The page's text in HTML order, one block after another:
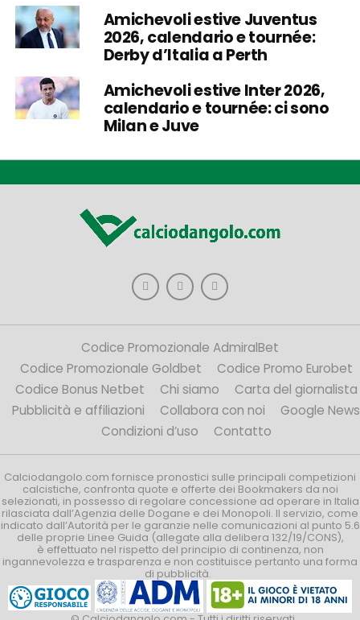
Amichevoli estive Juventus
2026, calendario e tournée:
Derby d’Italia a Perth
Amichevoli estive Inter 2026,
calendario e tournée: ci sono
Milan e Juve
Codice Promozionale AdmiralBet
Codice Promozionale Goldbet
Codice Promo Eurobet
Codice Bonus Netbet
Chi siamo
Carta del giornalista
Pubblicità e affiliazioni
Collabora con noi
Google News
Condizioni d’uso
Contatto
Calciodangolo.com fornisce pronostici sulle principali competizioni
calcistiche, confronta quote e offerte dei Bookmakers da noi
selezionati, in possesso di regolare concessione ad operare in Italia
rilasciata dall’Agenzia delle Dogane e dei Monopoli. Il servizio, come
indicato dall’Autorità per le garanzie nelle comunicazioni al punto 5.6
delle proprie Linee Guida (allegate alla delibera 132/19/CONS),
è effettuato nel rispetto del principio di continenza, non
ingannevolezza e trasparenza e non costituisce pertanto una forma
di pubblicità.